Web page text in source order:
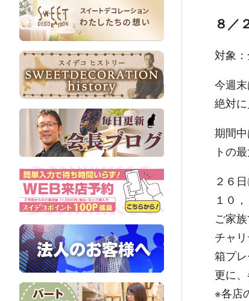
８／
対象
今週
絶対
期間
トの
２６
１０
ご家
チャ
箱プレ
更に
※各店